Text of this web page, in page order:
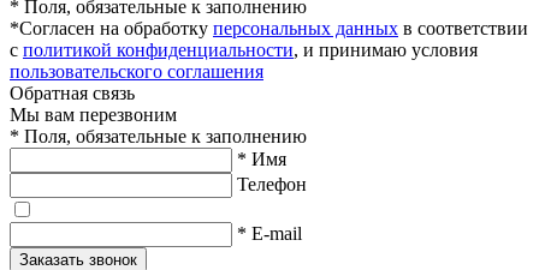
* Поля, обязательные к заполнению
*Согласен на обработку персональных данных в соответствии
с политикой конфиденциальности, и принимаю условия
пользовательского соглашения
Обратная связь
Мы вам перезвоним
* Поля, обязательные к заполнению
* Имя
Телефон
* E-mail
Заказать звонок